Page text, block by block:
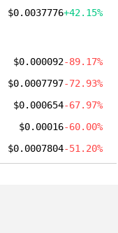
$0.0037776+42.15%
$0.000092-89.17%
$0.0007797-72.93%
$0.000654-67.97%
$0.00016-60.00%
$0.0007804-51.20%